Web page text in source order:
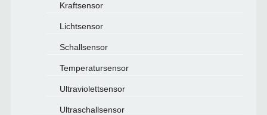
Kraftsensor
Lichtsensor
Schallsensor
Temperatursensor
Ultraviolettsensor
Ultraschallsensor